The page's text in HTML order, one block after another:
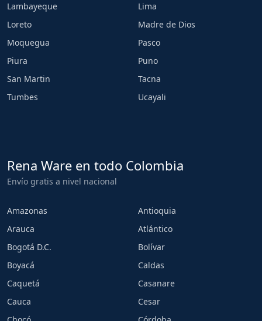
Lambayeque
Lima
Loreto
Madre de Dios
Moquegua
Pasco
Piura
Puno
San Martin
Tacna
Tumbes
Ucayali
Rena Ware en todo Colombia
Envío gratis a nivel nacional
Amazonas
Antioquia
Arauca
Atlántico
Bogotá D.C.
Bolívar
Boyacá
Caldas
Caquetá
Casanare
Cauca
Cesar